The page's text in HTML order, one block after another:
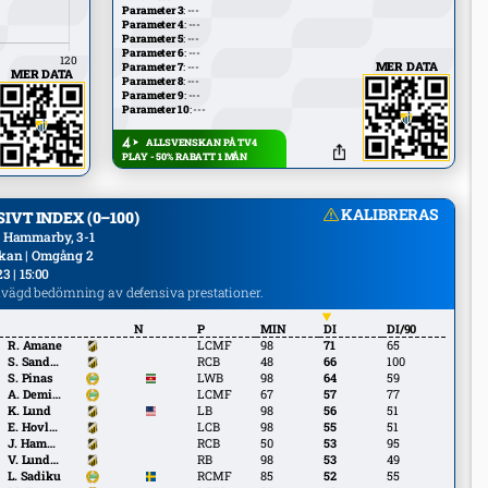
MER DATA
Parameter 3: ---
Parameter 4: ---
Parameter 5: ---
Parameter 6: ---
Parameter 7: ---
Parameter 8: ---
Parameter 9: ---
Parameter 10: ---
ALLSVENSKAN PÅ TV4
PLAY - 50% RABATT 1 MÅN
MER DATA
INDEX (0–100) KALIBRERAS
3-1
| Omgång 2
| 15:00
bedömning av defensiva prestationer.
N P MIN DI
DI/90
R. Amane
R. Amane LCMF 98 71
65
S.
Sandberg
S. Sandberg RCB 48 66
100
S. Pinas
S. Pinas LWB 98 64
59
A.
Demirol
A. Demirol LCMF 67 57
77
K. Lund
K. Lund LB 98 56
51
E.
Hovland
E. Hovland LCB 98 55
51
J.
Hammar
J. Hammar RCB 50 53
95
V.
Lunddal
V. Lunddal Fridriksson RB 98 53
49
L. Sadiku
L. Sadiku RCMF 85 52
55